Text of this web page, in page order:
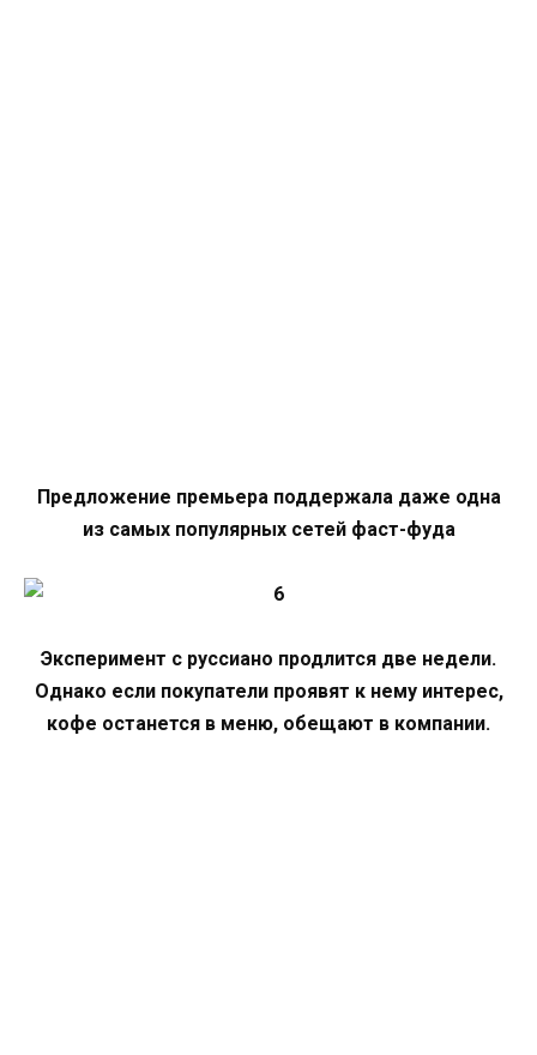
Предложение премьера поддержала даже одна
из самых популярных сетей фаст-фуда
Эксперимент с руссиано продлится две недели.
Однако если покупатели проявят к нему интерес,
кофе останется в меню, обещают в компании.